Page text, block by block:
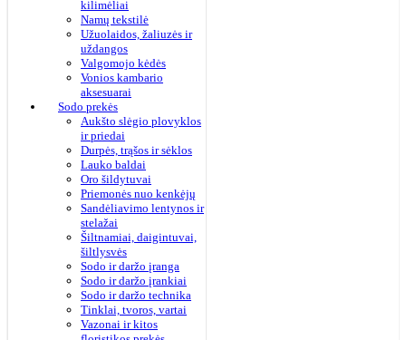
kilimėliai
Namų tekstilė
Užuolaidos, žaliuzės ir
uždangos
Valgomojo kėdės
Vonios kambario
aksesuarai
Sodo prekės
Aukšto slėgio plovyklos
ir priedai
Durpės, trąšos ir sėklos
Lauko baldai
Oro šildytuvai
Priemonės nuo kenkėjų
Sandėliavimo lentynos ir
stelažai
Šiltnamiai, daigintuvai,
šiltlysvės
Sodo ir daržo įranga
Sodo ir daržo įrankiai
Sodo ir daržo technika
Tinklai, tvoros, vartai
Vazonai ir kitos